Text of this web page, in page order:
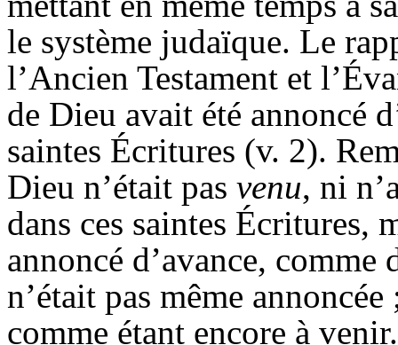
le système judaïque. Le
l’Ancien Testament et
de Dieu avait été annoncé
saintes Écritures (v. 2).
Dieu n’était pas venu, ni
dans ces saintes Écritures,
annoncé d’avance,
n’était pas même
comme étant encore à venir.